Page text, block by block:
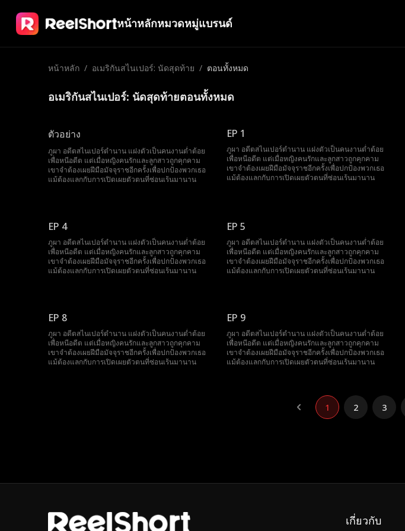
หน้าหลักหมวดหมู่แบรนด์
หน้าหลัก / อเมริกันสไนเปอร์: นัดสุดท้าย / ตอนทั้งหมด
อเมริกันสไนเปอร์: นัดสุดท้ายตอนทั้งหมด
ตัวอย่าง
ภูผา อดีตสไนเปอร์ตำนาน แฝงตัวเป็นคนงานต่ำต้อย
เพื่อหนีอดีต แต่เมื่อหญิงคนรักและลูกสาวถูกคุกคาม
เขาจำต้องเผยฝีมือมัจจุราชอีกครั้งเพื่อปกป้องพวกเธอ
แม้ต้องแลกกับการเปิดเผยตัวตนที่ซ่อนเร้นมานาน
EP 1
ภูผา อดีตสไนเปอร์ตำนาน แฝงตัวเป็นคนงานต่ำต้อย
เพื่อหนีอดีต แต่เมื่อหญิงคนรักและลูกสาวถูกคุกคาม
เขาจำต้องเผยฝีมือมัจจุราชอีกครั้งเพื่อปกป้องพวกเธอ
แม้ต้องแลกกับการเปิดเผยตัวตนที่ซ่อนเร้นมานาน
EP 4
ภูผา อดีตสไนเปอร์ตำนาน แฝงตัวเป็นคนงานต่ำต้อย
เพื่อหนีอดีต แต่เมื่อหญิงคนรักและลูกสาวถูกคุกคาม
เขาจำต้องเผยฝีมือมัจจุราชอีกครั้งเพื่อปกป้องพวกเธอ
แม้ต้องแลกกับการเปิดเผยตัวตนที่ซ่อนเร้นมานาน
EP 5
ภูผา อดีตสไนเปอร์ตำนาน แฝงตัวเป็นคนงานต่ำต้อย
เพื่อหนีอดีต แต่เมื่อหญิงคนรักและลูกสาวถูกคุกคาม
เขาจำต้องเผยฝีมือมัจจุราชอีกครั้งเพื่อปกป้องพวกเธอ
แม้ต้องแลกกับการเปิดเผยตัวตนที่ซ่อนเร้นมานาน
EP 8
ภูผา อดีตสไนเปอร์ตำนาน แฝงตัวเป็นคนงานต่ำต้อย
เพื่อหนีอดีต แต่เมื่อหญิงคนรักและลูกสาวถูกคุกคาม
เขาจำต้องเผยฝีมือมัจจุราชอีกครั้งเพื่อปกป้องพวกเธอ
แม้ต้องแลกกับการเปิดเผยตัวตนที่ซ่อนเร้นมานาน
EP 9
ภูผา อดีตสไนเปอร์ตำนาน แฝงตัวเป็นคนงานต่ำต้อย
เพื่อหนีอดีต แต่เมื่อหญิงคนรักและลูกสาวถูกคุกคาม
เขาจำต้องเผยฝีมือมัจจุราชอีกครั้งเพื่อปกป้องพวกเธอ
แม้ต้องแลกกับการเปิดเผยตัวตนที่ซ่อนเร้นมานาน
1 2 3
เกี่ยวกับ